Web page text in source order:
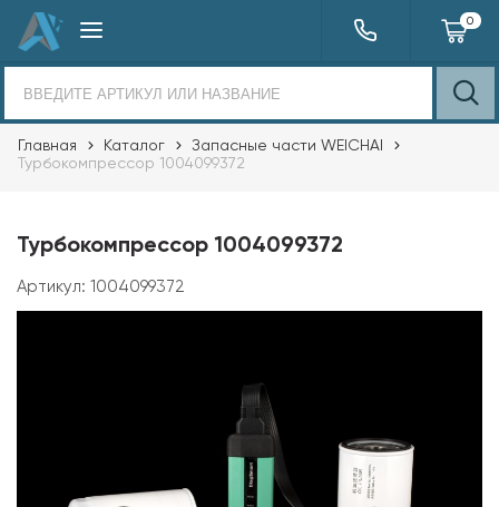
0
Главная Каталог
Запасные части WEICHAI
Турбокомпрессор 1004099372
Турбокомпрессор 1004099372
Артикул: 1004099372